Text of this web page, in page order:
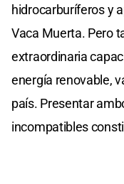
hidrocarburíferos y
Vaca Muerta. Pero
extraordinaria
energía renovable,
país. Presentar
incompatibles